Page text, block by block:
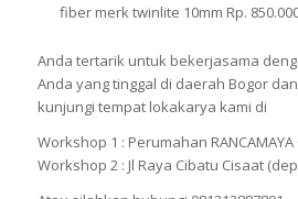
fiber merk twinlite 10mm Rp.
Anda tertarik untuk bekerjasama
Anda yang tinggal di daerah Bogor
kunjungi tempat lokakarya kami di
Workshop 1 : Perumahan
Workshop 2 : Jl Raya Cibatu Cisaat